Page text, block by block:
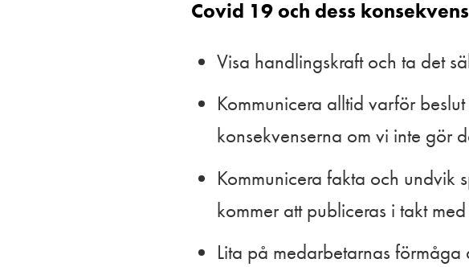
Covid 19 och dess
Visa handlingskraft och ta det
Kommunicera alltid varför
konsekvenserna om vi inte gör
Kommunicera fakta och undvik
kommer att publiceras i takt
Lita på medarbetarnas